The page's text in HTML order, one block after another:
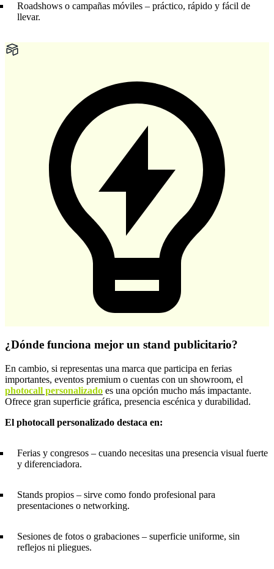
Roadshows o campañas móviles – práctico, rápido y fácil de
llevar.
¿Dónde funciona mejor un stand publicitario?
En cambio, si representas una marca que participa en ferias
importantes, eventos premium o cuentas con un showroom, el
photocall personalizado es una opción mucho más impactante.
Ofrece gran superficie gráfica, presencia escénica y durabilidad.
El photocall personalizado destaca en:
Ferias y congresos – cuando necesitas una presencia visual fuerte
y diferenciadora.
Stands propios – sirve como fondo profesional para
presentaciones o networking.
Sesiones de fotos o grabaciones – superficie uniforme, sin
reflejos ni pliegues.